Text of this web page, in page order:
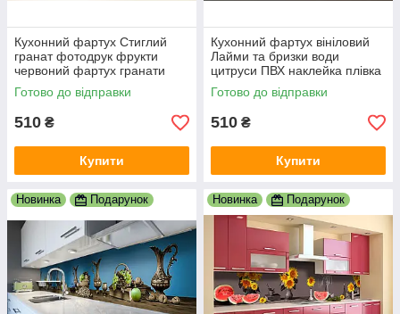
Кухонний фартух Стиглий
гранат фотодрук фрукти
червоний фартух гранати
зерна граната плівка для
кухні 600х2000 мм
Готово до відправки
510 ₴
Купити
Кухонний фартух вініловий
Лайми та бризки води
цитруси ПВХ наклейка плівка
скіналі кухня чорний
600х2000 мм
Готово до відправки
510 ₴
Купити
Новинка Подарунок Новинка Подарунок